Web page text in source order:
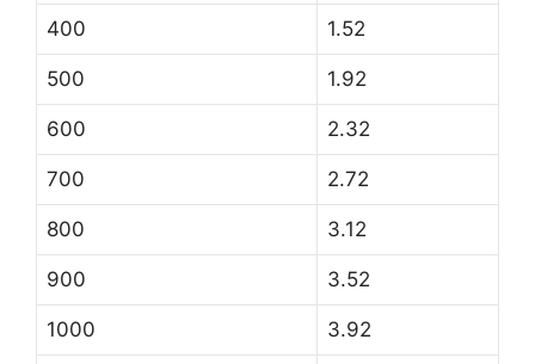
400 1.52
500 1.92
600 2.32
700 2.72
800 3.12
900 3.52
1000 3.92